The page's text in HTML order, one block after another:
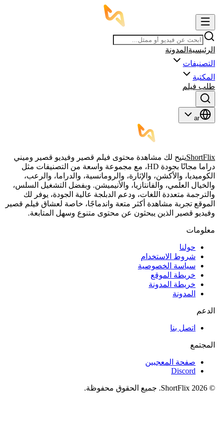
الرئيسية المدونة
التصنيفات
المكتبة
طلب فيلم
ar
ShortFlixيتيح لك مشاهدة محتوى فيلم قصير وفيديو قصير وميني
دراما مجانًا بجودة HD، مع مجموعة واسعة من التصنيفات مثل
الكوميديا، والأكشن، والإثارة، والرومانسية، والدراما، والرعب،
والخيال العلمي، والفانتازيا، والأنيميشن. وبفضل التشغيل السلس،
والترجمة متعددة اللغات، ودعم الدبلجة عالية الجودة، يوفر لك
الموقع تجربة مشاهدة أكثر متعة واندماجًا، خاصة لعشاق فيلم قصير
وفيديو قصير الذين يبحثون عن محتوى متنوع وسهل المتابعة.
معلومات
حولنا
شروط الاستخدام
سياسة الخصوصية
خريطة الموقع
خريطة المدونة
المدونة
الدعم
اتصل بنا
المجتمع
صفحة المعجبين
Discord
© 2026 ShortFlix. جميع الحقوق محفوظة.